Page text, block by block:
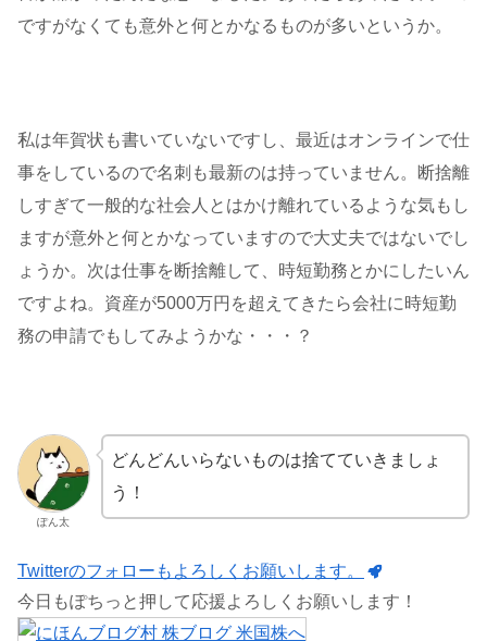
ですがなくても意外と何とかなるものが多いというか。
私は年賀状も書いていないですし、最近はオンラインで仕
事をしているので名刺も最新のは持っていません。断捨離
しすぎて一般的な社会人とはかけ離れているような気もし
ますが意外と何とかなっていますので大丈夫ではないでし
ょうか。次は仕事を断捨離して、時短勤務とかにしたいん
ですよね。資産が5000万円を超えてきたら会社に時短勤
務の申請でもしてみようかな・・・？
ぽん太
どんどんいらないものは捨てていきましょ
う！
Twitterのフォローもよろしくお願いします。
今日もぽちっと押して応援よろしくお願いします！